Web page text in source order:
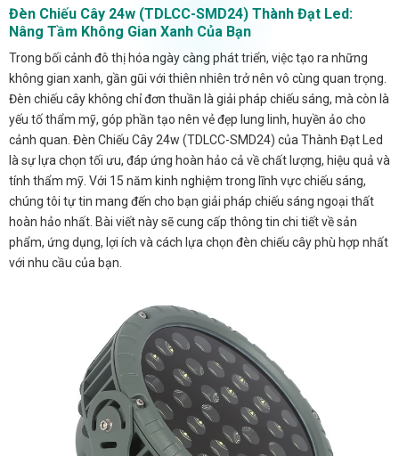
Đèn Chiếu Cây 24w (TDLCC-SMD24) Thành Đạt Led:
Nâng Tầm Không Gian Xanh Của Bạn
Trong bối cảnh đô thị hóa ngày càng phát triển, việc tạo ra những
không gian xanh, gần gũi với thiên nhiên trở nên vô cùng quan trọng.
Đèn chiếu cây không chỉ đơn thuần là giải pháp chiếu sáng, mà còn là
yếu tố thẩm mỹ, góp phần tạo nên vẻ đẹp lung linh, huyền ảo cho
cảnh quan. Đèn Chiếu Cây 24w (TDLCC-SMD24) của Thành Đạt Led
là sự lựa chọn tối ưu, đáp ứng hoàn hảo cả về chất lượng, hiệu quả và
tính thẩm mỹ. Với 15 năm kinh nghiệm trong lĩnh vực chiếu sáng,
chúng tôi tự tin mang đến cho bạn giải pháp chiếu sáng ngoại thất
hoàn hảo nhất. Bài viết này sẽ cung cấp thông tin chi tiết về sản
phẩm, ứng dụng, lợi ích và cách lựa chọn đèn chiếu cây phù hợp nhất
với nhu cầu của bạn.